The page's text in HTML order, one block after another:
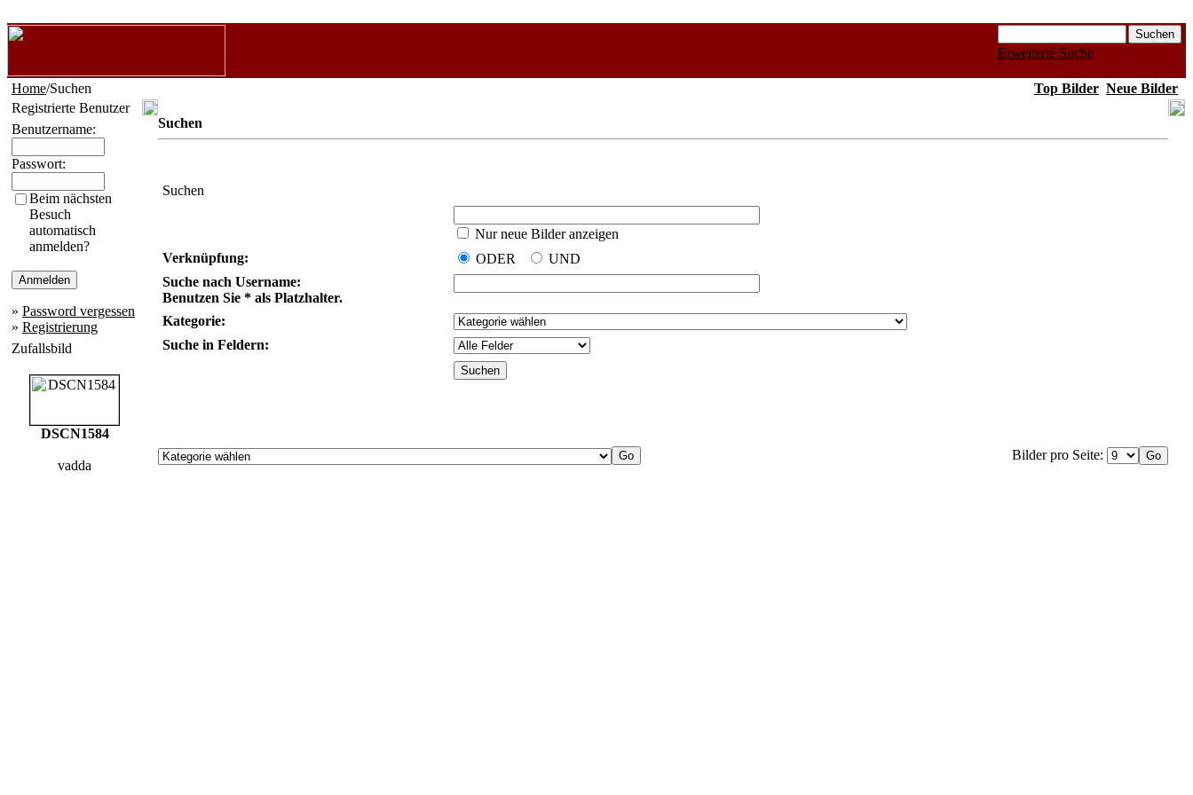
Erweiterte Suche
Home/Suchen Top Bilder Neue Bilder
Registrierte Benutzer
Benutzername:
Passwort:
Beim nächsten
Besuch
automatisch
anmelden?
» Password vergessen
» Registrierung
Zufallsbild
DSCN1584
vadda
Suchen
Suchen
Nur neue Bilder anzeigen
Verknüpfung:
ODER
UND
Suche nach Username:
Benutzen Sie * als Platzhalter.
Kategorie:
Suche in Feldern:
Bilder pro Seite: